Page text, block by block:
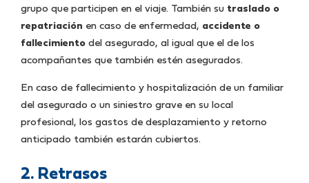
grupo que participen en el viaje. También su traslado o
repatriación en caso de enfermedad, accidente o
fallecimiento del asegurado, al igual que el de los
acompañantes que también estén asegurados.
En caso de fallecimiento y hospitalización de un familiar
del asegurado o un siniestro grave en su local
profesional, los gastos de desplazamiento y retorno
anticipado también estarán cubiertos.
2. Retrasos